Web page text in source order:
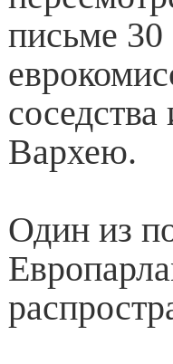
письме 30
Вархею.
Один из